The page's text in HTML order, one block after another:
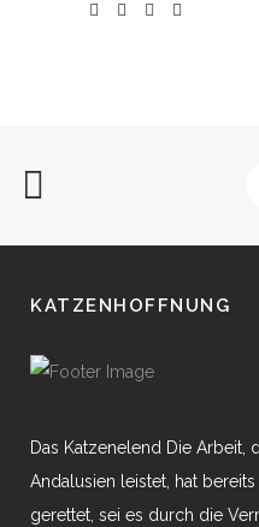
KATZENHOFFNUNG
Das Katzenelend Die Arbeit,
Andalusien leistet, hat
gerettet, sei es durch die